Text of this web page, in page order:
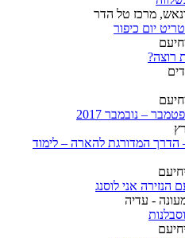
מרכז טל הדר
יום כיפור
רוצה?
– נובמבר 2017
הדרך המדורגת להארה – לימוד
אני לוסנג
- עדיה